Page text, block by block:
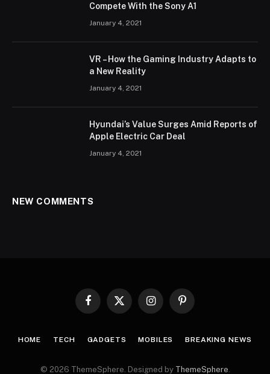
Compete With the Sony A1
January 4, 2021
VR – How the Gaming Industry Adapts to
a New Reality
January 4, 2021
Hyundai’s Value Surges Amid Reports of
Apple Electric Car Deal
January 4, 2021
NEW COMMENTS
Facebook
X
InstagramPinterest
HOME TECH GADGETS MOBILES BREAKING NEWS
© 2026 ThemeSphere. Designed by ThemeSphere.